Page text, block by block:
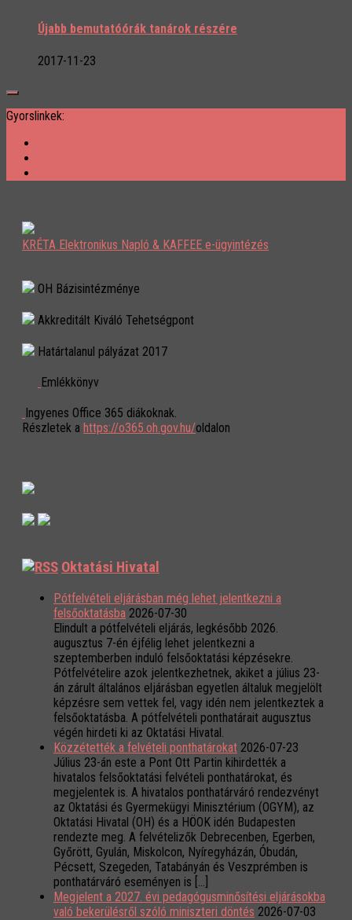
Újabb bemutatóórák tanárok részére
2017-11-23
Gyorslinkek:
KRÉTA Elektronikus Napló & KAFFEE e-ügyintézés
OH Bázisintézménye
Akkreditált Kiváló Tehetségpont
Határtalanul pályázat 2017
Emlékkönyv
Ingyenes Office 365 diákoknak.
Részletek a https://o365.oh.gov.hu/oldalon
Oktatási Hivatal
Pótfelvételi eljárásban még lehet jelentkezni a
felsőoktatásba 2026-07-30
Elindult a pótfelvételi eljárás, legkésőbb 2026.
augusztus 7-én éjfélig lehet jelentkezni a
szeptemberben induló felsőoktatási képzésekre.
Pótfelvételire azok jelentkezhetnek, akiket a július 23-
án zárult általános eljárásban egyetlen általuk megjelölt
képzésre sem vettek fel, vagy idén nem jelentkeztek a
felsőoktatásba. A pótfelvételi ponthatárait augusztus
végén hirdeti ki az Oktatási Hivatal.
Közzétették a felvételi ponthatárokat 2026-07-23
Július 23-án este a Pont Ott Partin kihirdették a
hivatalos felsőoktatási felvételi ponthatárokat, és
megjelentek is. A hivatalos ponthatárváró rendezvényt
az Oktatási és Gyermekügyi Minisztérium (OGYM), az
Oktatási Hivatal (OH) és a HÖOK idén Budapesten
rendezte meg. A felvételizők Debrecenben, Egerben,
Győrött, Gyulán, Miskolcon, Nyíregyházán, Óbudán,
Pécsett, Szegeden, Tatabányán és Veszprémben is
ponthatárváró eseményen is […]
Megjelent a 2027. évi pedagógusminősítési eljárásokba
való bekerülésről szóló miniszteri döntés 2026-07-03